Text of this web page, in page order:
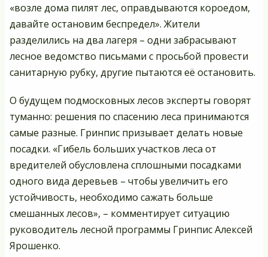
«возле дома пилят лес, оправдываются короедом,
давайте остановим беспредел». Жители
разделились на два лагеря – одни забрасывают
лесное ведомство письмами с просьбой провести
санитарную рубку, другие пытаются её остановить.
О будущем подмосковных лесов эксперты говорят
туманно: решения по спасению леса принимаются
самые разные. Гринпис призывает делать новые
посадки. «Гибель больших участков леса от
вредителей обусловлена сплошными посадками
одного вида деревьев – чтобы увеличить его
устойчивость, необходимо сажать больше
смешанных лесов», – комментирует ситуацию
руководитель лесной программы Гринпис Алексей
Ярошенко.